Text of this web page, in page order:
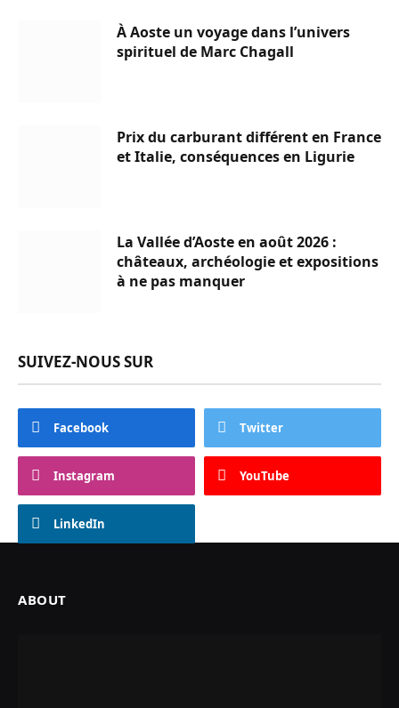
À Aoste un voyage dans l’univers
spirituel de Marc Chagall
Prix du carburant différent en France
et Italie, conséquences en Ligurie
La Vallée d’Aoste en août 2026 :
châteaux, archéologie et expositions
à ne pas manquer
SUIVEZ-NOUS SUR
Facebook Twitter
Instagram YouTube
LinkedIn
ABOUT